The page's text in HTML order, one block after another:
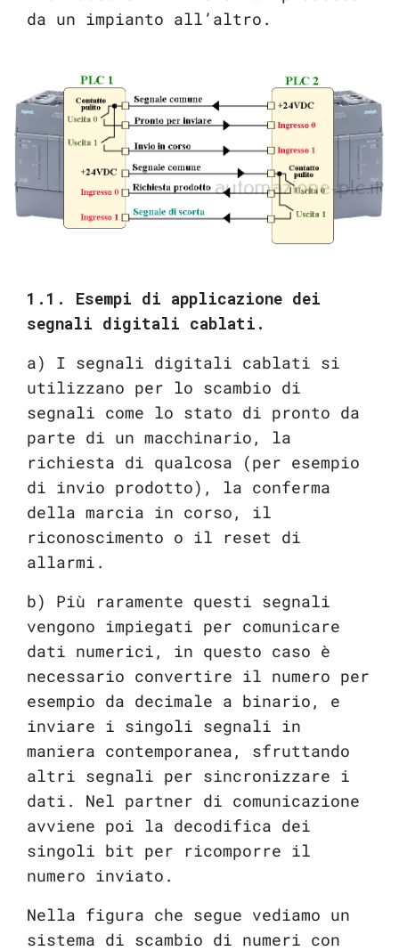
da un impianto all’altro.
1.1. Esempi di applicazione dei
segnali digitali cablati.
a) I segnali digitali cablati si
utilizzano per lo scambio di
segnali come lo stato di pronto da
parte di un macchinario, la
richiesta di qualcosa (per esempio
di invio prodotto), la conferma
della marcia in corso, il
riconoscimento o il reset di
allarmi.
b) Più raramente questi segnali
vengono impiegati per comunicare
dati numerici, in questo caso è
necessario convertire il numero per
esempio da decimale a binario, e
inviare i singoli segnali in
maniera contemporanea, sfruttando
altri segnali per sincronizzare i
dati. Nel partner di comunicazione
avviene poi la decodifica dei
singoli bit per ricomporre il
numero inviato.
Nella figura che segue vediamo un
sistema di scambio di numeri con